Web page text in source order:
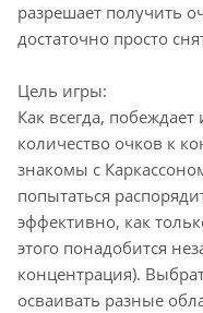
разрешает получить
достаточно просто
Цель игры:
Как всегда,
количество очков к
знакомы с
попытаться
эффективно, как
этого понадобится
концентрация).
осваивать разные